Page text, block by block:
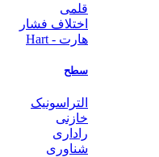
قلمی
اختلاف فشار
هارت - Hart
سطح
التراسونیک
خازنی
راداری
شناوری